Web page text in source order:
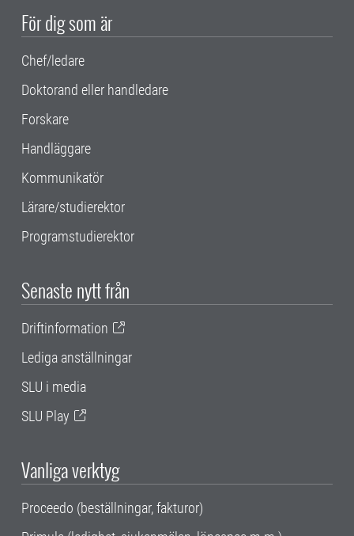
För dig som är
Chef/ledare
Doktorand eller handledare
Forskare
Handläggare
Kommunikatör
Lärare/studierektor
Programstudierektor
Senaste nytt från
Driftinformation
Lediga anställningar
SLU i media
SLU Play
Vanliga verktyg
Proceedo (beställningar, fakturor)